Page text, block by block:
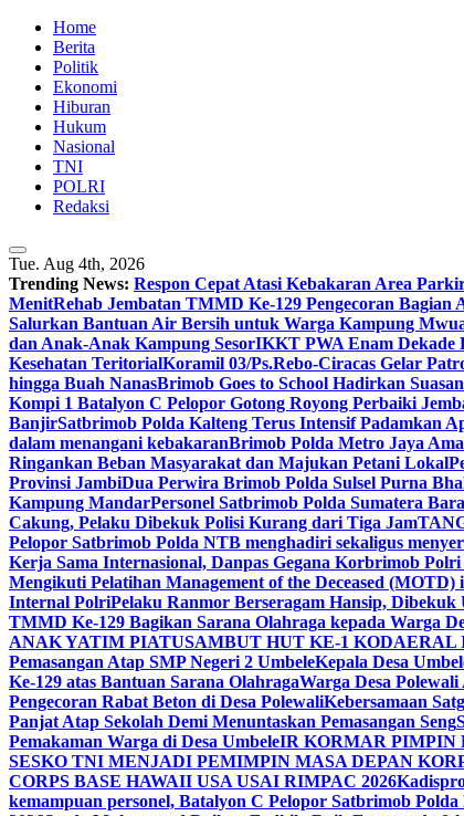
Home
Berita
Politik
Ekonomi
Hiburan
Hukum
Nasional
TNI
POLRI
Redaksi
Tue. Aug 4th, 2026
Trending News: Respon Cepat Atasi Kebakaran Area
MenitRehab Jembatan TMMD Ke-129 Pengecoran
Salurkan Bantuan Air Bersih untuk Warga Kampung
dan Anak-Anak Kampung SesorIKKT PWA Enam Dekade
Kesehatan TeritorialKoramil 03/Ps.Rebo-Ciracas Gelar
hingga Buah NanasBrimob Goes to School Hadirkan
Kompi 1 Batalyon C Pelopor Gotong Royong Perbaiki
BanjirSatbrimob Polda Kalteng Terus Intensif Padamkan
dalam menangani kebakaranBrimob Polda Metro Jaya
Ringankan Beban Masyarakat dan Majukan Petani Lokal
Provinsi JambiDua Perwira Brimob Polda Sulsel Purna
Kampung MandarPersonel Satbrimob Polda Sumatera
Cakung, Pelaku Dibekuk Polisi Kurang dari Tiga Jam
Pelopor Satbrimob Polda NTB menghadiri sekaligus
Kerja Sama Internasional, Danpas Gegana Korbrimob
Mengikuti Pelatihan Management of the Deceased (MOTD)
Internal PolriPelaku Ranmor Berseragam Hansip,
TMMD Ke-129 Bagikan Sarana Olahraga kepada Warga
ANAK YATIM PIATUSAMBUT HUT KE-1
Pemasangan Atap SMP Negeri 2 UmbeleKepala Desa
Ke-129 atas Bantuan Sarana OlahragaWarga Desa
Pengecoran Rabat Beton di Desa PolewaliKebersamaan
Panjat Atap Sekolah Demi Menuntaskan Pemasangan Seng
Pemakaman Warga di Desa UmbeleIR KORMAR PIMPIN
SESKO TNI MENJADI PEMIMPIN MASA DEPAN
CORPS BASE HAWAII USA USAI RIMPAC 2026
kemampuan personel, Batalyon C Pelopor Satbrimob